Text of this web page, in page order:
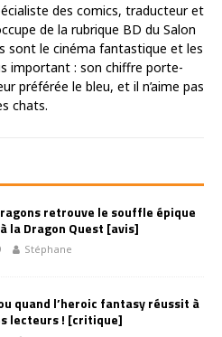
des comics, traducteur et
de la rubrique BD du Salon
sont le cinéma fantastique et les
important : son chiffre porte-
préférée le bleu, et il n’aime pas
chats.
retrouve le souffle épique
la Dragon Quest [avis]
Stéphane
quand l’heroic fantasy réussit à
lecteurs ! [critique]